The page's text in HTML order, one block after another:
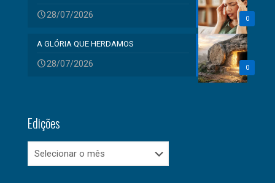
0
28/07/2026
0
A GLÓRIA QUE HERDAMOS
28/07/2026
Edições
Edições